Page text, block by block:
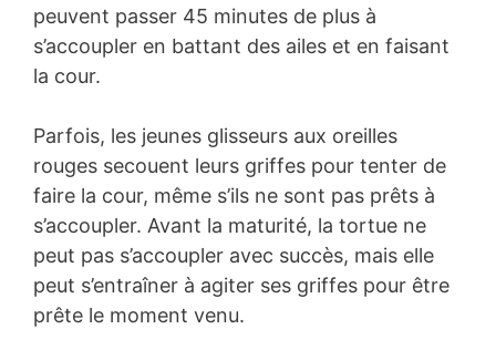
peuvent passer 45 minutes de plus à
s’accoupler en battant des ailes et en faisant
la cour.
Parfois, les jeunes glisseurs aux oreilles
rouges secouent leurs griffes pour tenter de
faire la cour, même s’ils ne sont pas prêts à
s’accoupler. Avant la maturité, la tortue ne
peut pas s’accoupler avec succès, mais elle
peut s’entraîner à agiter ses griffes pour être
prête le moment venu.